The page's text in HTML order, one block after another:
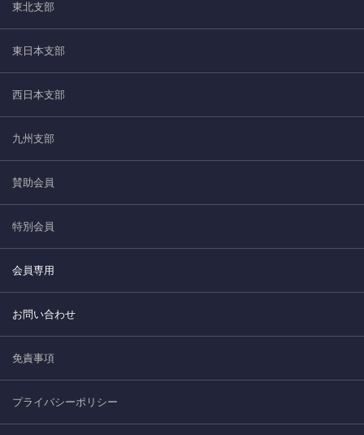
東北支部
東日本支部
西日本支部
九州支部
賛助会員
特別会員
会員専用
お問い合わせ
免責事項
プライバシーポリシー